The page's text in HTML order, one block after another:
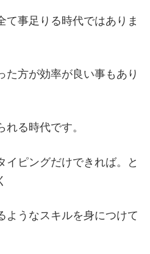
て事足りる時代ではありま
た方が効率が良い事もあり
る時代です。
イピングだけできれば。と
ようなスキルを身につけて